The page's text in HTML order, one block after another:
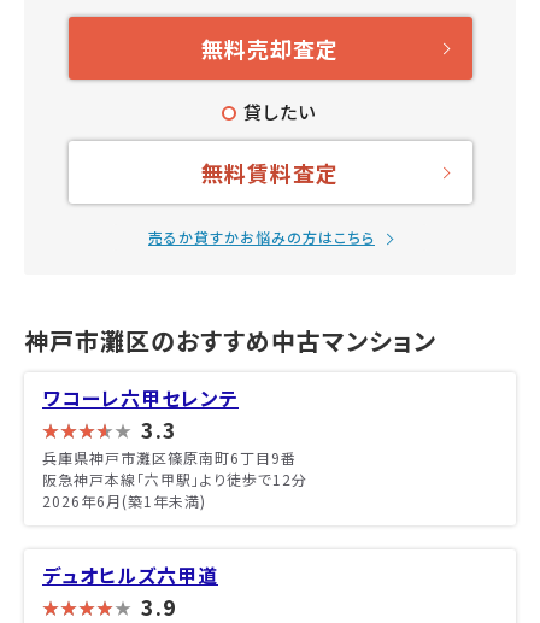
無料売却査定
貸したい
無料賃料査定
売るか貸すかお悩みの方はこちら
神戸市灘区のおすすめ中古マンション
ワコーレ六甲セレンテ
3.3
兵庫県神戸市灘区篠原南町6丁目9番
阪急神戸本線「六甲駅」より徒歩で12分
2026年6月(築1年未満)
デュオヒルズ六甲道
3.9